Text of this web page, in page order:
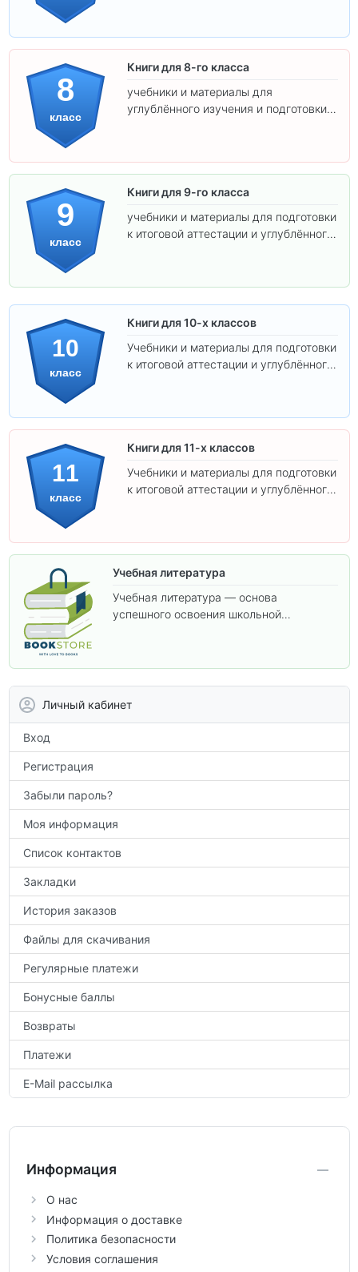
8
класс
Книги для 8-го класса
учебники и материалы для
углублённого изучения и подготовки к
9
класс
Книги для 9-го класса
учебники и материалы для подготовки
к итоговой аттестации и углублённого
10
класс
Книги для 10-х классов
Учебники и материалы для подготовки
к итоговой аттестации и углублённого
11
класс
Книги для 11-х классов
Учебники и материалы для подготовки
к итоговой аттестации и углублённого
Учебная литература
Учебная литература — основа
успешного освоения школьной
Личный кабинет
Вход
Регистрация
Забыли пароль?
Моя информация
Список контактов
Закладки
История заказов
Файлы для скачивания
Регулярные платежи
Бонусные баллы
Возвраты
Платежи
E-Mail рассылка
Информация
О нас
Информация о доставке
Политика безопасности
Условия соглашения